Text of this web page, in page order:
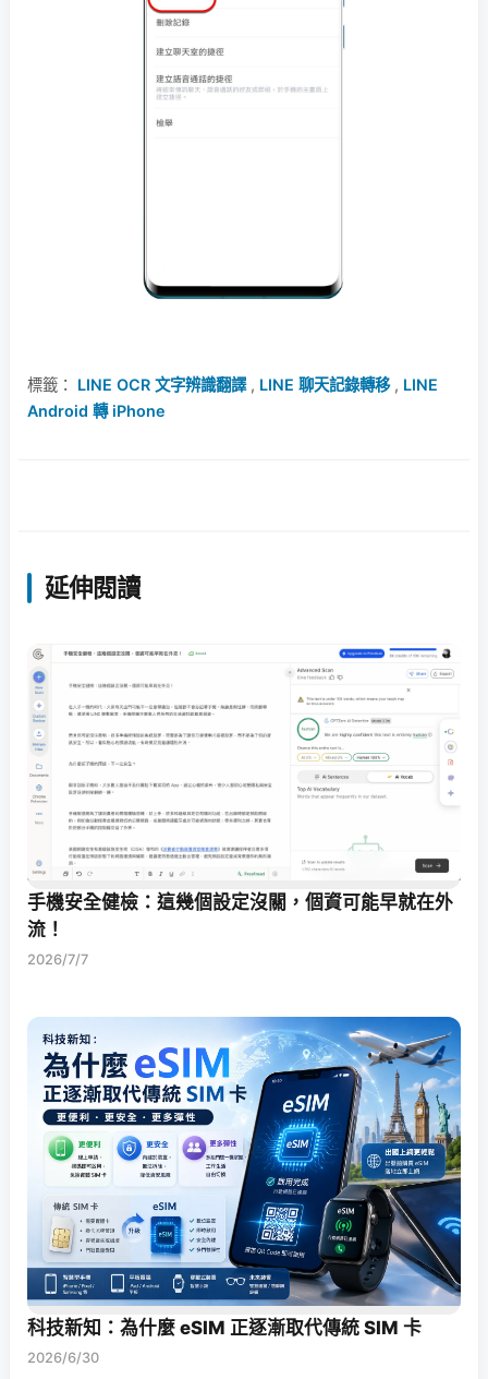
標籤： LINE OCR 文字辨識翻譯, LINE 聊天記錄轉移, LINE
Android 轉 iPhone
延伸閱讀
手機安全健檢：這幾個設定沒關，個資可能早就在外
流！
2026/7/7
科技新知：為什麼 eSIM 正逐漸取代傳統 SIM 卡
2026/6/30